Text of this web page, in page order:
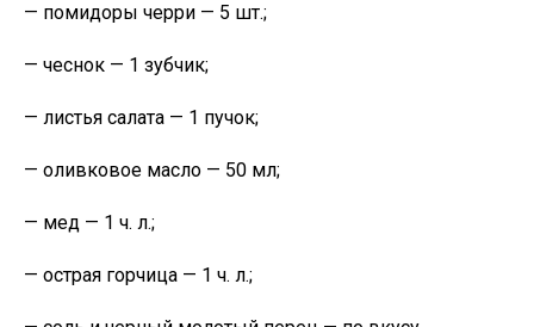
— помидоры черри — 5 шт.;
— чеснок — 1 зубчик;
— листья салата — 1 пучок;
— оливковое масло — 50 мл;
— мед — 1 ч. л.;
— острая горчица — 1 ч. л.;